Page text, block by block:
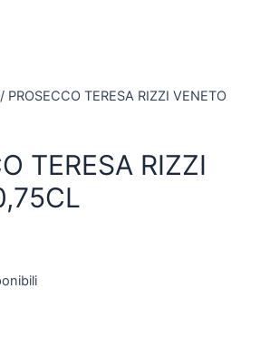
/ PROSECCO TERESA RIZZI VENETO
TERESA RIZZI